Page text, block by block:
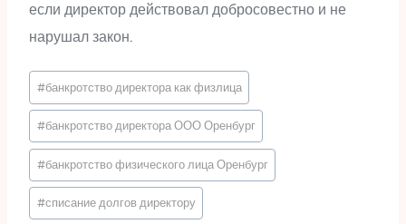
если директор действовал добросовестно и не
нарушал закон.
Метки
записи:
#банкротство директора как физлица
#банкротство директора ООО Оренбург
#банкротство физического лица Оренбург
#списание долгов директору